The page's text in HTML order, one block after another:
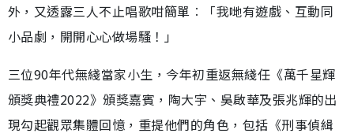
外，又透露三人不止唱歌咁簡單︰「我哋有遊戲、互動同
小品劇，開開心心做場騷！」
三位90年代無綫當家小生，今年初重返無綫任《萬千星輝
頒獎典禮2022》頒獎嘉賓，陶大宇、吳啟華及張兆輝的出
現勾起觀眾集體回憶，重提他們的角色，包括《刑事偵緝